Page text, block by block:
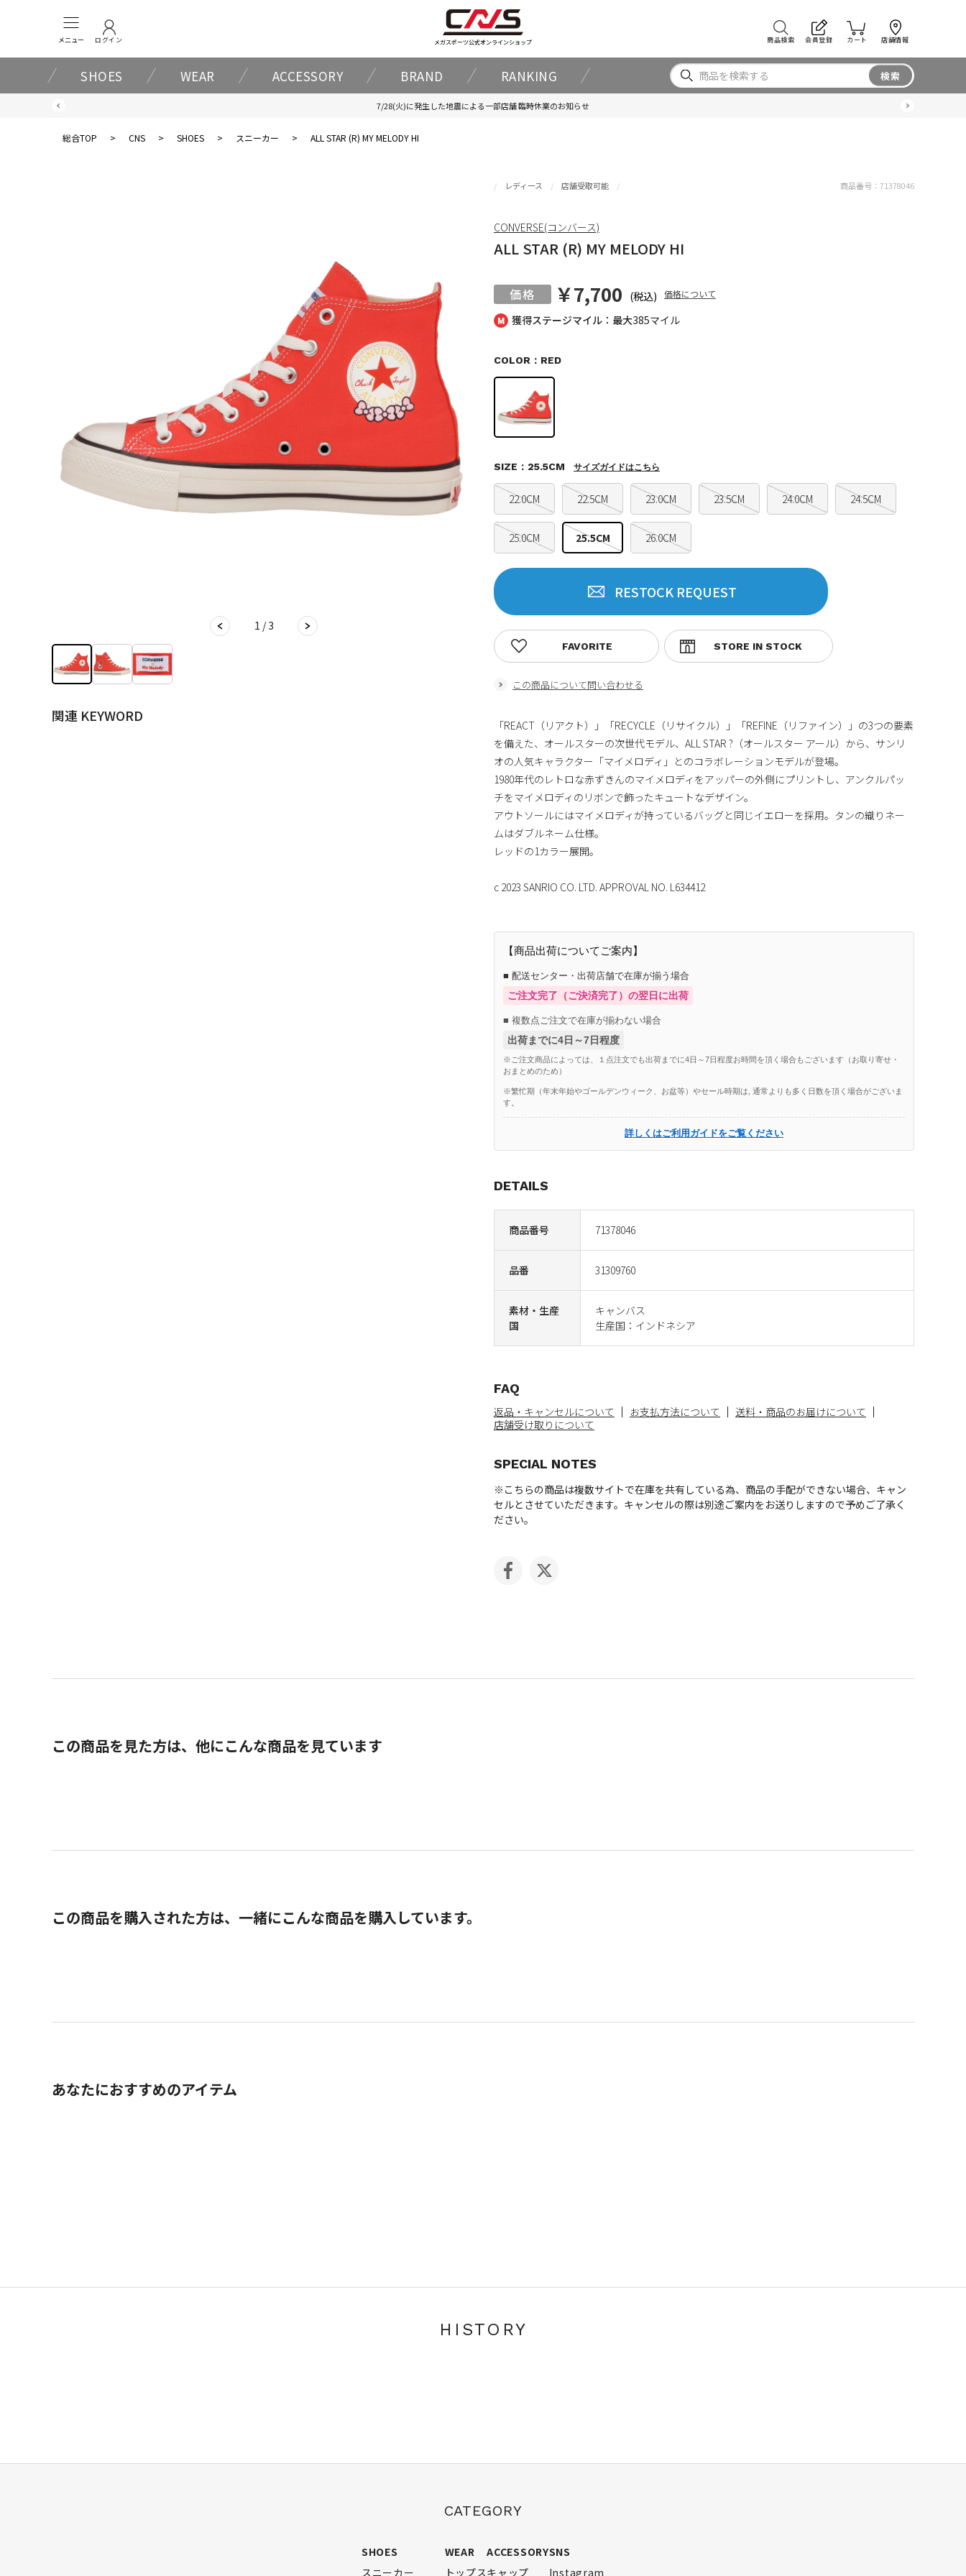
メニュー ログイン メガスポーツ公式オンラインショップ 商品検索 会員登録 カート 店舗情報
SHOES WEAR ACCESSORY BRAND RANKING 検索
7/28(火)に発生した地震による一部店舗 臨時休業のお知らせ
総合TOP > CNS > SHOES > スニーカー > ALL STAR (R) MY MELODY HI
1 / 3
関連 KEYWORD
獲得ステージマイル：最大385マイル
レディース 店舗受取可能
ALL STAR (R) MY MELODY HI
￥7,700 (税込) 価格について
商品番号 71378046
品番 31309760
素材・生産
国
キャンバス
生産国：インドネシア
COLOR：RED
22.0CM 22.5CM 23.0CM 23.5CM 24.0CM 24.5CM
25.0CM 25.5CM 26.0CM
SIZE：25.5CM サイズガイドはこちら
RESTOCK REQUEST
この商品について問い合わせる
FAVORITE
商品番号： 71378046
CONVERSE(コンバース)
「REACT（リアクト）」「RECYCLE（リサイクル）」「REFINE（リファイン）」の3つの要素
を備えた、オールスターの次世代モデル、ALL STAR ?（オールスター アール）から、サンリ
オの人気キャラクター「マイメロディ」とのコラボレーションモデルが登場。
1980年代のレトロな赤ずきんのマイメロディをアッパーの外側にプリントし、アンクルパッ
チをマイメロディのリボンで飾ったキュートなデザイン。
アウトソールにはマイメロディが持っているバッグと同じイエローを採用。タンの織りネー
ムはダブルネーム仕様。
レッドの1カラー展開。
c 2023 SANRIO CO. LTD. APPROVAL NO. L634412
【商品出荷についてご案内】
■ 配送センター・出荷店舗で在庫が揃う場合
ご注文完了（ご決済完了）の翌日に出荷
■ 複数点ご注文で在庫が揃わない場合
出荷までに4日～7日程度
※ご注文商品によっては、１点注文でも出荷までに4日～7日程度お時間を頂く場合もございます（お取り寄せ・
おまとめのため）
※繁忙期（年末年始やゴールデンウィーク、お盆等）やセール時期は, 通常よりも多く日数を頂く場合がございま
す。
詳しくはご利用ガイドをご覧ください
DETAILS
FAQ
返品・キャンセルについて お支払方法について
送料・商品のお届けについて
店舗受け取りについて
SPECIAL NOTES
※こちらの商品は複数サイトで在庫を共有している為、商品の手配ができない場合、キャン
セルとさせていただきます。キャンセルの際は別途ご案内をお送りしますので予めご了承く
ださい。
この商品を見た方は、他にこんな商品を見ています
この商品を購入された方は、一緒にこんな商品を購入しています。
あなたにおすすめのアイテム
HISTORY
CATEGORY
SHOES
スニーカー
WEAR
トップス
ACCESSORY
キャップ
SNS
Instagram